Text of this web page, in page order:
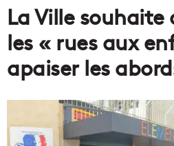
La Ville souhaite
les « rues aux
apaiser les